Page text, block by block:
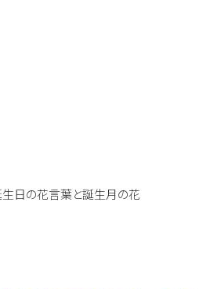
日の花言葉と誕生月の花